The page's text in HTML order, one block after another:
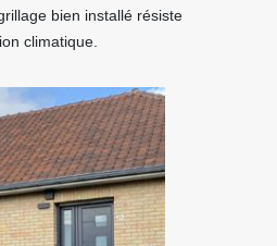
bien installé résiste
climatique.